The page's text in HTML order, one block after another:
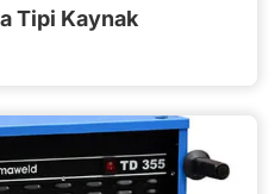
Tipi Kaynak